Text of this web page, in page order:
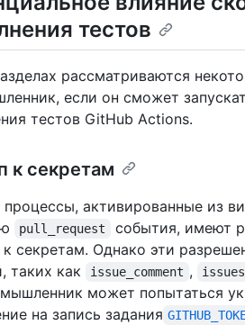
тестов
рассматриваются
если он сможет
тестов GitHub Actions.
к секретам
процессы, активированные из
pull_request
события, имеют
секретам. Однако эти
таких как
issue_comment ,
может попытаться
на запись задания